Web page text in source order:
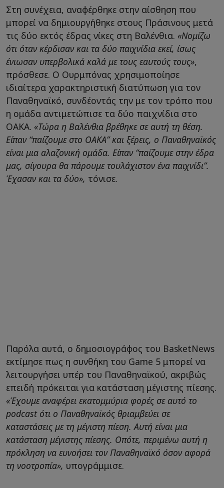
Στη συνέχεια, αναφέρθηκε στην αίσθηση που
μπορεί να δημιουργήθηκε στους Πράσινους μετά
τις δύο εκτός έδρας νίκες στη Βαλένθια. «Νομίζω
ότι όταν κέρδισαν και τα δύο παιχνίδια εκεί, ίσως
ένιωσαν υπερβολικά καλά με τους εαυτούς τους»,
πρόσθεσε. Ο Ουρμπόνας χρησιμοποίησε
ιδιαίτερα χαρακτηριστική διατύπωση για τον
Παναθηναϊκό, συνδέοντάς την με τον τρόπο που
η ομάδα αντιμετώπισε τα δύο παιχνίδια στο
ΟΑΚΑ. «Τώρα η Βαλένθια βρέθηκε σε αυτή τη θέση.
Είπαν “παίζουμε στο ΟΑΚΑ” και ξέρεις, ο Παναθηναϊκός
είναι μια αλαζονική ομάδα. Είπαν “παίζουμε στην έδρα
μας, σίγουρα θα πάρουμε τουλάχιστον ένα παιχνίδι”.
Έχασαν και τα δύο», τόνισε.
Παρόλα αυτά, ο δημοσιογράφος του BasketNews
εκτίμησε πως η συνθήκη του Game 5 μπορεί να
λειτουργήσει υπέρ του Παναθηναϊκού, ακριβώς
επειδή πρόκειται για κατάσταση μέγιστης πίεσης.
«Έχουμε αναφέρει εκατομμύρια φορές σε αυτό το
podcast ότι ο Παναθηναϊκός θριαμβεύει σε
καταστάσεις με τη μέγιστη πίεση. Αυτή είναι μια
κατάσταση μέγιστης πίεσης. Οπότε, περιμένω αυτή η
πρόκληση να ευνοήσει τον Παναθηναϊκό όσον αφορά
τη νοοτροπία», υπογράμμισε.